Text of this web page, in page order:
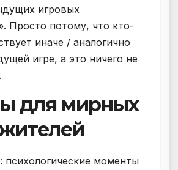
игровых
Просто потому, что кто-
иначе / аналогично
игре, а это ничего не
для мирных
психологические моменты